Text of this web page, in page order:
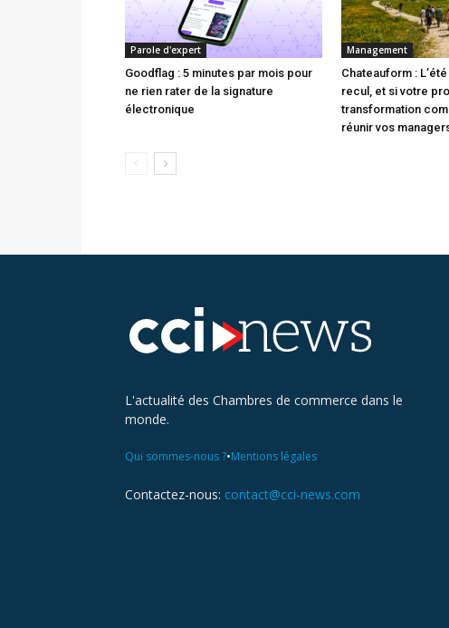
Parole d'expert
Goodflag : 5 minutes par mois pour
ne rien rater de la signature
électronique
Management
Chateauform :
recul, et si votre
transformation
réunir vos
L'actualité des Chambres de commerce dans le
monde.
Qui sommes-nous ?•Mentions légales
Contactez-nous: contact@cci-news.com